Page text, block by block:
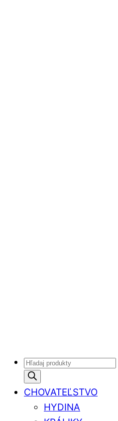
Products
search
CHOVATEĽSTVO
HYDINA